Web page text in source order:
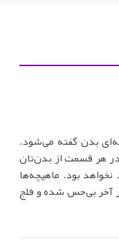
بدن گفته می‌شود.
هر قسمت از بدن‌تان
بود. ماهیچه‌ها
بی‌حس شده و فلج